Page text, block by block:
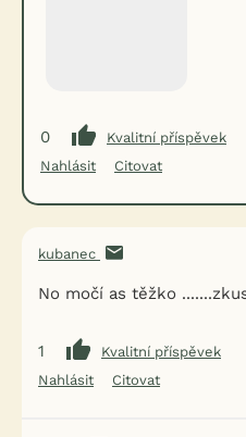
0
Kvalitní příspěvek
Nahlásit
Citovat
kubanec
No močí as těžko
1
Kvalitní příspěvek
Nahlásit
Citovat